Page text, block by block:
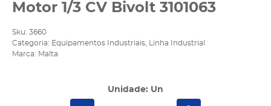
Motor 1/3 CV Bivolt 3101063
Sku: 3660
Categoria: Equipamentos Industriais
Linha Industrial
Marca: Malta
Unidade: Un